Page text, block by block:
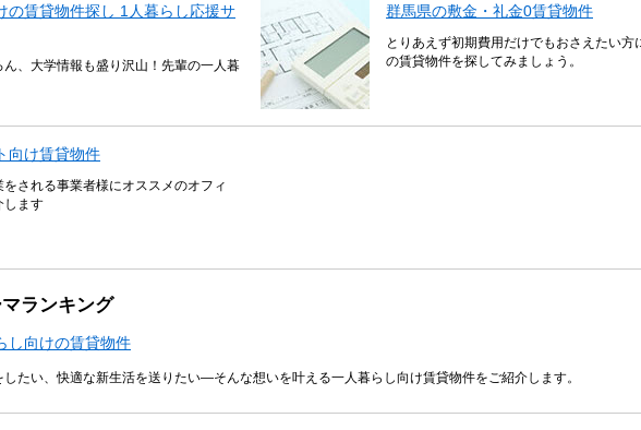
の賃貸物件探し 1人暮らし応援サ
ん、大学情報も盛り沢山！先輩の一人暮
群馬県の敷金・礼金0賃貸物件
とりあえず初期費用だけでもおさえたい方
の賃貸物件を探してみましょう。
向け賃貸物件
をされる事業者様にオススメのオフィ
します
ランキング
し向けの賃貸物件
たい、快適な新生活を送りたい―そんな想いを叶える一人暮らし向け賃貸物件をご紹介します。